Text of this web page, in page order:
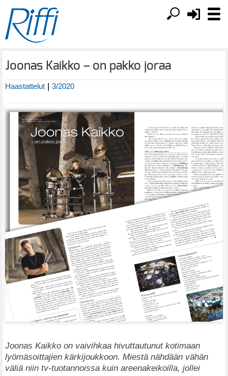
Joonas Kaikko – on pakko joraa
Haastattelut | 3/2020
Joonas Kaikko on vaivihkaa hivuttautunut kotimaan
lyömäsoittajien kärkijoukkoon. Miestä nähdään vähän
väliä niin tv-tuotannoissa kuin areenakeikoilla, jollei